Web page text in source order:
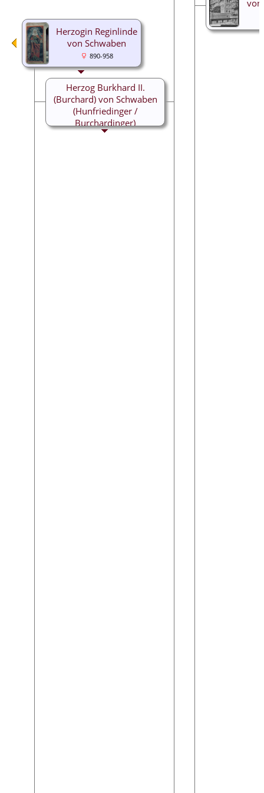
Herzogin Reginlinde
von Schwaben
890-958
Herzog Burkhard II.
(Burchard) von Schwaben
(Hunfriedinger /
Burchardinger)